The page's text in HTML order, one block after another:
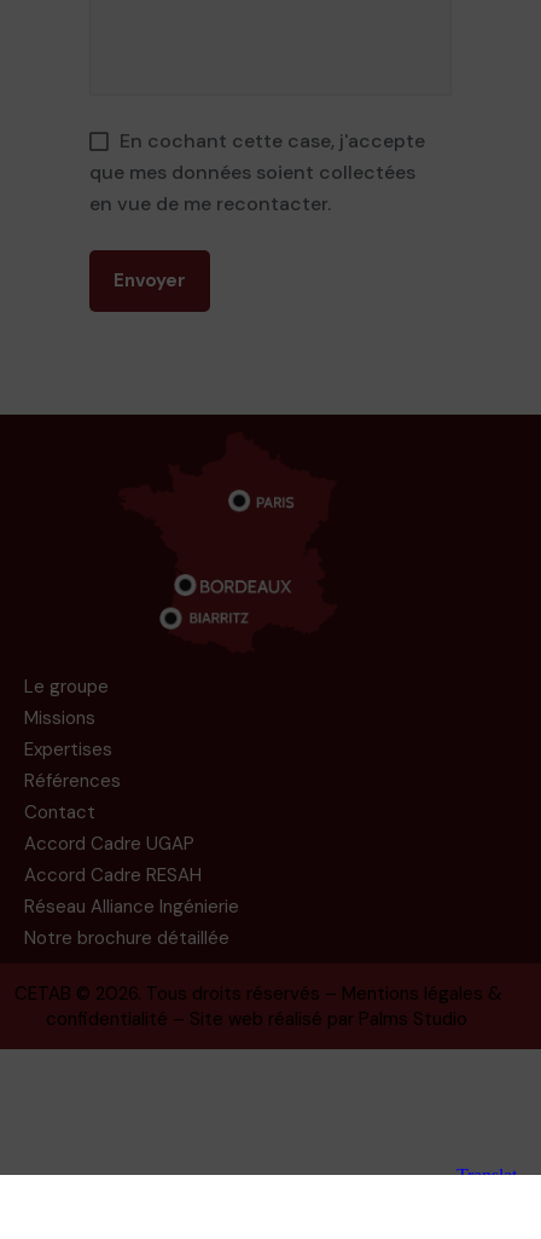
En cochant cette case, j'accepte
que mes données soient collectées
en vue de me recontacter.
Envoyer
Le groupe
Missions
Expertises
Références
Contact
Accord Cadre UGAP
Accord Cadre RESAH
Réseau Alliance Ingénierie
Notre brochure détaillée
CETAB © 2026. Tous droits réservés – Mentions légales &
confidentialité – Site web réalisé par Palms Studio